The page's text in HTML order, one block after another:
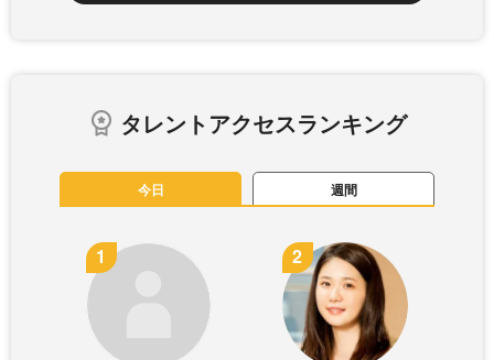
タレントアクセスランキング
今日 週間